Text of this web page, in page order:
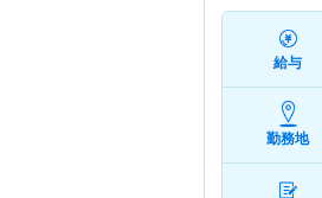
給与
勤務地